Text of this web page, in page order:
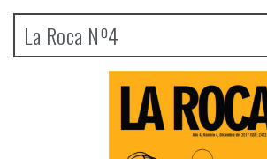
La Roca Nº4